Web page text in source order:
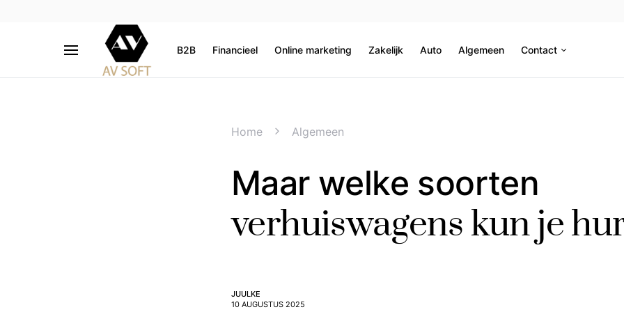
B2B Financieel Online marketing Zakelijk Auto Algemeen Contact
Home Algemeen
Maar welke soorten
verhuiswagens kun je
JUULKE
10 AUGUSTUS 2025